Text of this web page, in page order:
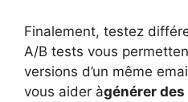
Finalement, testez
A/B tests vous
versions d’un même
vous aider àgénérer des